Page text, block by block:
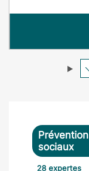
ê
e
sociaux
28 expertes